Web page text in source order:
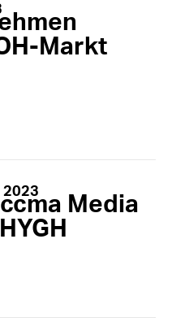
Markt
2023
Media